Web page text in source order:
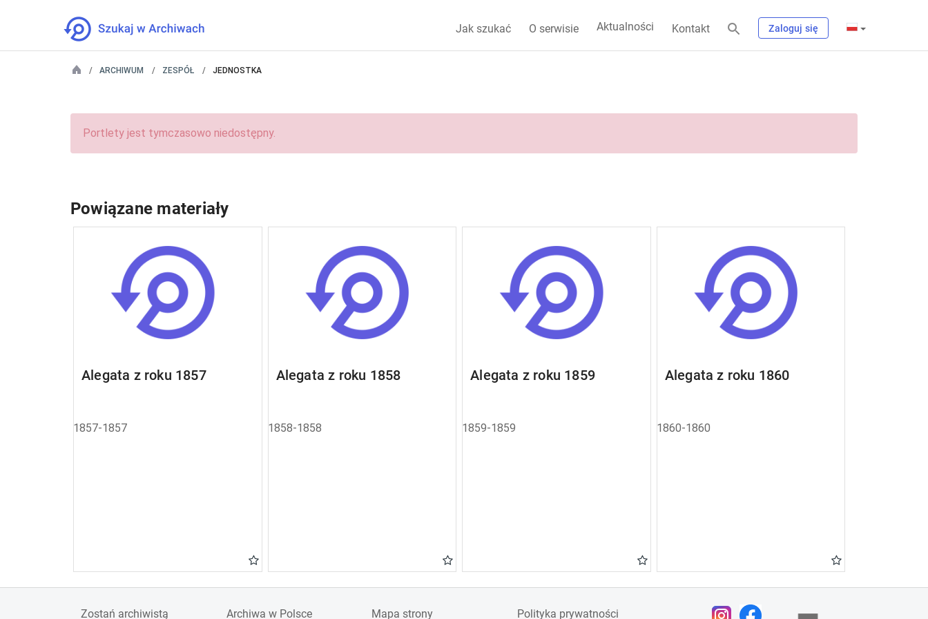
Jak szukać O serwisie Aktualności Kontakt Zaloguj się
ARCHIWUM ZESPÓŁ JEDNOSTKA
Portlety jest tymczasowo niedostępny.
Powiązane materiały
Alegata z roku 1857
1857-1857
Alegata z roku 1858
1858-1858
Alegata z roku 1859
1859-1859
Alegata z roku 1860
1860-1860
Zostań archiwistą Archiwa w Polsce Mapa strony Polityka prywatności